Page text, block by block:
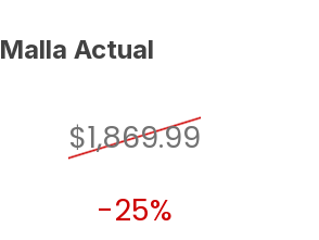
Malla Actual
$1,869.99
-25%